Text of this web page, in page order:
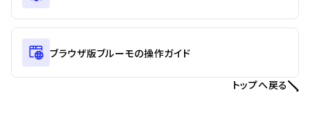
ブラウザ版ブルーモの操作ガイド
トップへ戻る